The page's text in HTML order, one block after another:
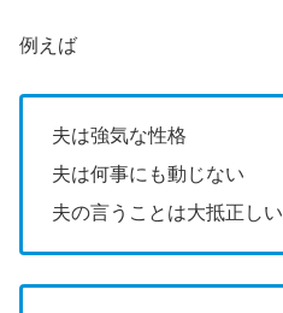
例えば
夫は強気な性格
夫は何事にも動じない
夫の言うことは大抵正しい